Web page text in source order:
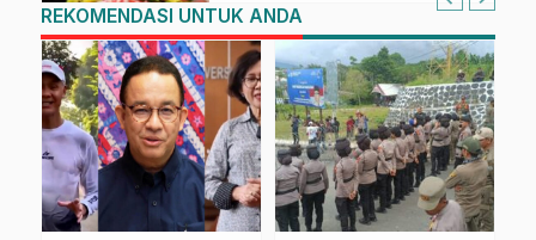
REKOMENDASI UNTUK ANDA